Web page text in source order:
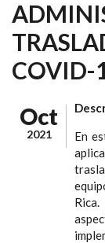
COVID-
Oct
2021
En